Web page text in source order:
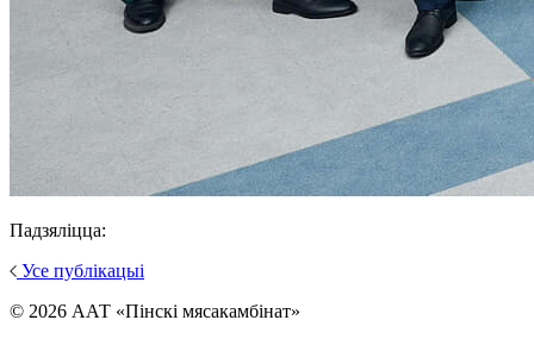
Падзяліцца:
Усе публікацыі
© 2026 ААТ «Пінскі мясакамбінат»